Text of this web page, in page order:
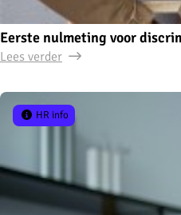
Eerste nulmeting voor
Lees verder
HR info